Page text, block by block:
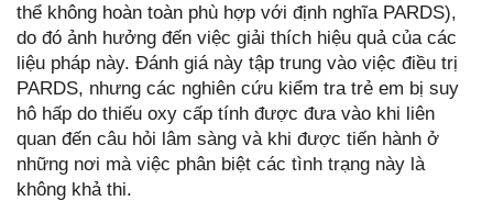
thể không hoàn toàn phù hợp với định nghĩa PARDS),
do đó ảnh hưởng đến việc giải thích hiệu quả của các
liệu pháp này. Đánh giá này tập trung vào việc điều trị
PARDS, nhưng các nghiên cứu kiểm tra trẻ em bị suy
hô hấp do thiếu oxy cấp tính được đưa vào khi liên
quan đến câu hỏi lâm sàng và khi được tiến hành ở
những nơi mà việc phân biệt các tình trạng này là
không khả thi.